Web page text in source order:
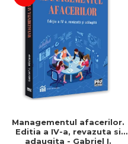
Managementul afacerilor.
Editia a IV-a, revazuta si
adaugita - Gabriel I.